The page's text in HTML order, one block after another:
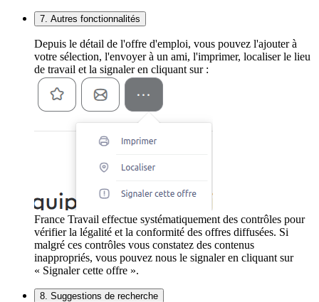
7. Autres fonctionnalités
Depuis le détail de l'offre d'emploi, vous pouvez l'ajouter à
votre sélection, l'envoyer à un ami, l'imprimer, localiser le lieu
de travail et la signaler en cliquant sur :
France Travail effectue systématiquement des contrôles pour
vérifier la légalité et la conformité des offres diffusées. Si
malgré ces contrôles vous constatez des contenus
inappropriés, vous pouvez nous le signaler en cliquant sur
« Signaler cette offre ».
8. Suggestions de recherche